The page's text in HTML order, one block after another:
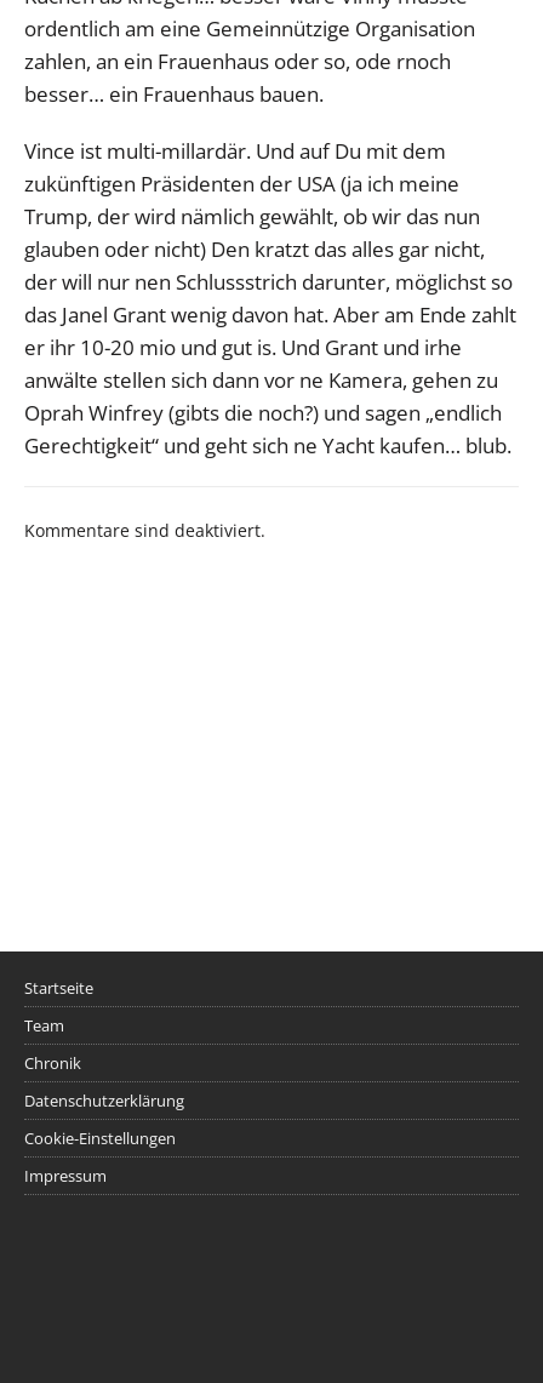
ordentlich am eine Gemeinnützige Organisation
zahlen, an ein Frauenhaus oder so, ode rnoch
besser… ein Frauenhaus bauen.
Vince ist multi-millardär. Und auf Du mit dem
zukünftigen Präsidenten der USA (ja ich meine
Trump, der wird nämlich gewählt, ob wir das nun
glauben oder nicht) Den kratzt das alles gar nicht,
der will nur nen Schlussstrich darunter, möglichst so
das Janel Grant wenig davon hat. Aber am Ende zahlt
er ihr 10-20 mio und gut is. Und Grant und irhe
anwälte stellen sich dann vor ne Kamera, gehen zu
Oprah Winfrey (gibts die noch?) und sagen „endlich
Gerechtigkeit“ und geht sich ne Yacht kaufen… blub.
Kommentare sind deaktiviert.
Startseite
Team
Chronik
Datenschutzerklärung
Cookie-Einstellungen
Impressum